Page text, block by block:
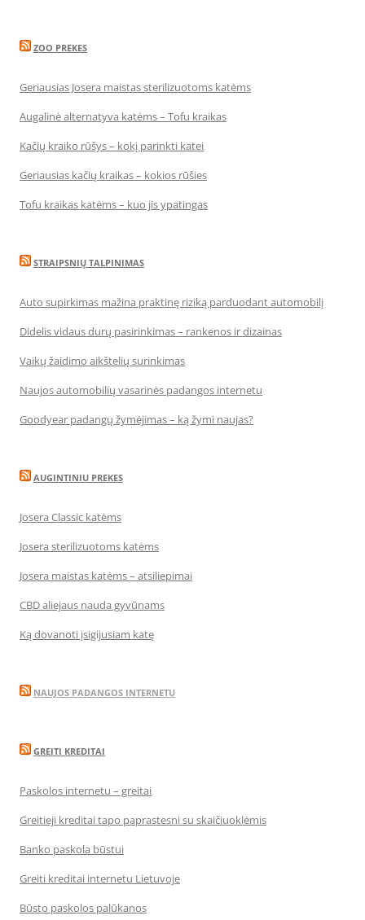
ZOO PREKES
Geriausias Josera maistas sterilizuotoms katėms
Augalinė alternatyva katėms – Tofu kraikas
Kačių kraiko rūšys – kokį parinkti katei
Geriausias kačių kraikas – kokios rūšies
Tofu kraikas katėms – kuo jis ypatingas
STRAIPSNIŲ TALPINIMAS
Auto supirkimas mažina praktinę riziką parduodant automobilį
Didelis vidaus durų pasirinkimas – rankenos ir dizainas
Vaikų žaidimo aikštelių surinkimas
Naujos automobilių vasarinės padangos internetu
Goodyear padangų žymėjimas – ką žymi naujas?
AUGINTINIU PREKES
Josera Classic katėms
Josera sterilizuotoms katėms
Josera maistas katėms – atsiliepimai
CBD aliejaus nauda gyvūnams
Ką dovanoti įsigijusiam katę
NAUJOS PADANGOS INTERNETU
GREITI KREDITAI
Paskolos internetu – greitai
Greitieji kreditai tapo paprastesni su skaičiuoklėmis
Banko paskola būstui
Greiti kreditai internetu Lietuvoje
Būsto paskolos palūkanos